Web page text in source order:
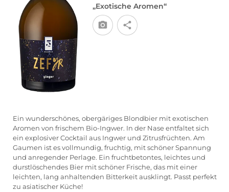
„Exotische Aromen“
Ein wunderschönes, obergäriges Blondbier mit exotischen
Aromen von frischem Bio-Ingwer. In der Nase entfaltet sich
ein explosiver Cocktail aus Ingwer und Zitrusfrüchten. Am
Gaumen ist es vollmundig, fruchtig, mit schöner Spannung
und anregender Perlage. Ein fruchtbetontes, leichtes und
durstlöschendes Bier mit schöner Frische, das mit einer
leichten, lang anhaltenden Bitterkeit ausklingt. Passt perfekt
zu asiatischer Küche!